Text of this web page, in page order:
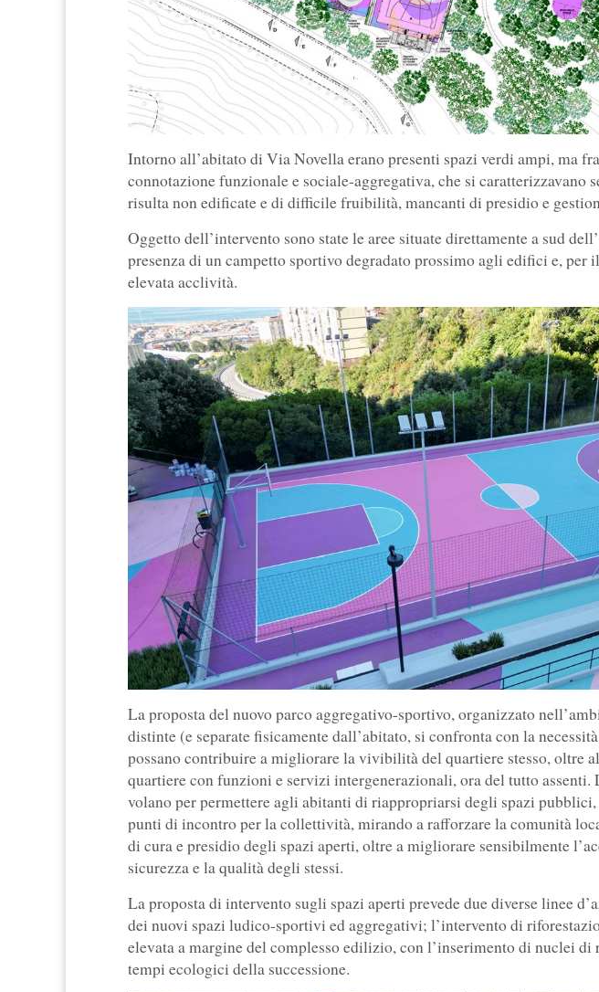
Intorno all’abitato di Via Novella erano presenti spazi verdi ampi, ma
connotazione funzionale e sociale-aggregativa, che si caratterizzavano
risulta non edificate e di difficile fruibilità, mancanti di presidio e
Oggetto dell’intervento sono state le aree situate direttamente a sud
presenza di un campetto sportivo degradato prossimo agli edifici e, per
elevata acclività.
La proposta del nuovo parco aggregativo-sportivo, organizzato
distinte (e separate fisicamente dall’abitato, si confronta con la
possano contribuire a migliorare la vivibilità del quartiere stesso, oltre
quartiere con funzioni e servizi intergenerazionali, ora del tutto assenti.
volano per permettere agli abitanti di riappropriarsi degli spazi
punti di incontro per la collettività, mirando a rafforzare la comunità
di cura e presidio degli spazi aperti, oltre a migliorare sensibilmente
sicurezza e la qualità degli stessi.
La proposta di intervento sugli spazi aperti prevede due diverse linee
dei nuovi spazi ludico-sportivi ed aggregativi; l’intervento di
elevata a margine del complesso edilizio, con l’inserimento di nuclei
tempi ecologici della successione.